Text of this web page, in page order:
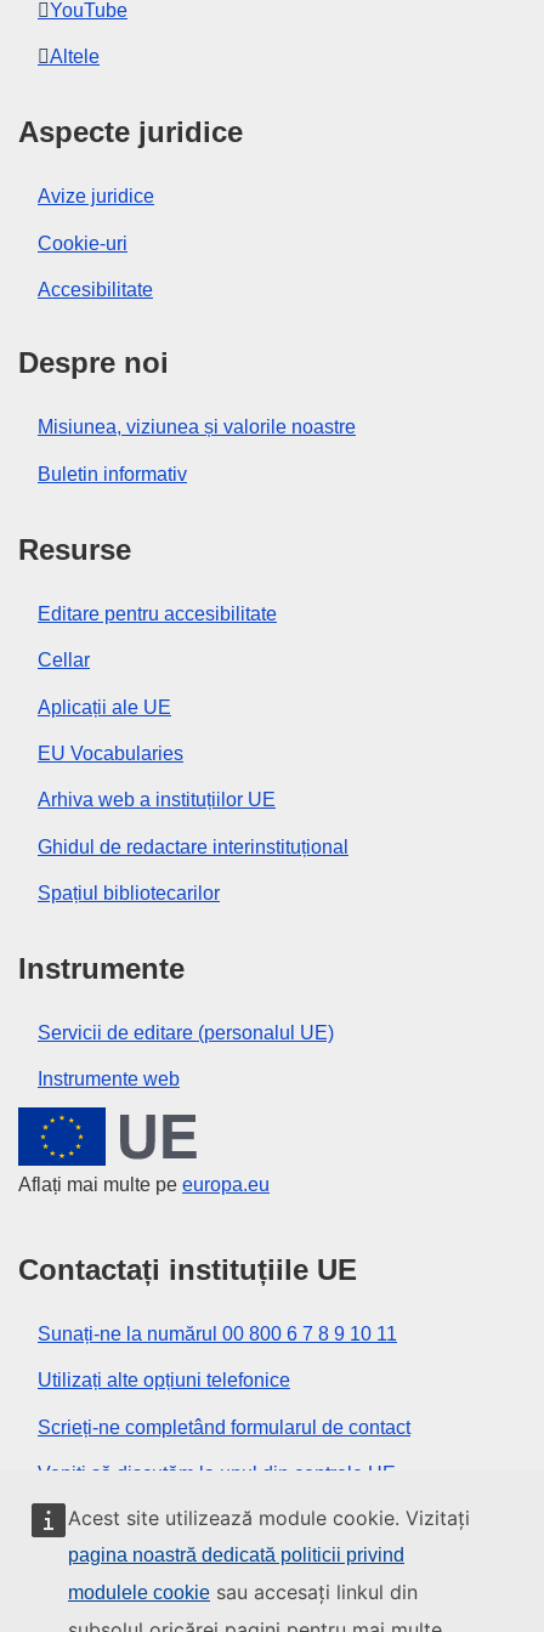
Acest site utilizează module cookie. Vizitați
pagina noastră dedicată politicii privind
modulele cookie sau accesați linkul din
YouTube
Altele
Aspecte juridice
Avize juridice
Cookie-uri
Accesibilitate
Despre noi
Misiunea, viziunea și valorile noastre
Buletin informativ
Resurse
Editare pentru accesibilitate
Cellar
Aplicații ale UE
EU Vocabularies
Arhiva web a instituțiilor UE
Ghidul de redactare interinstituțional
Spațiul bibliotecarilor
Instrumente
Servicii de editare (personalul UE)
Instrumente web
Uniunea Europeană
Aflați mai multe pe europa.eu
Contactați instituțiile UE
Sunați-ne la numărul 00 800 6 7 8 9 10 11
Utilizați alte opțiuni telefonice
Scrieți-ne completând formularul de contact
Veniți să discutăm la unul din centrele UE
Rețele sociale
Descoperiți canalele UE pe rețelele sociale